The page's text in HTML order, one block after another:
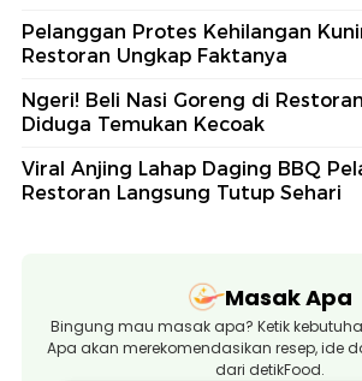
Pelanggan Protes Kehilangan
Restoran Ungkap Faktanya
Ngeri! Beli Nasi Goreng di
Diduga Temukan Kecoak
Viral Anjing Lahap Daging BBQ
Restoran Langsung Tutup Sehari
Masak Apa
Bingung mau masak apa? Ketik
Apa akan merekomendasikan resep, ide
dari detikFood.